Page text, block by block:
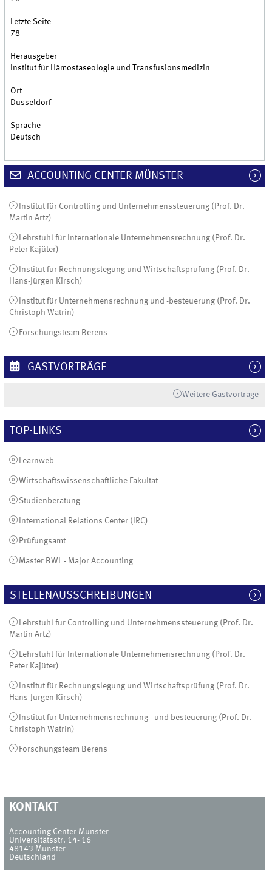
Letzte Seite
78
Herausgeber
Institut für Hämostaseologie und Transfusionsmedizin
Ort
Düsseldorf
Sprache
Deutsch
ACCOUNTING CENTER MÜNSTER
Institut für Controlling und Unternehmenssteuerung (Prof. Dr.
Martin Artz)
Lehrstuhl für Internationale Unternehmensrechnung (Prof. Dr.
Peter Kajüter)
Institut für Rechnungslegung und Wirtschaftsprüfung (Prof. Dr.
Hans-Jürgen Kirsch)
Institut für Unternehmensrechnung und -besteuerung (Prof. Dr.
Christoph Watrin)
Forschungsteam Berens
GASTVORTRÄGE
Weitere Gastvorträge
TOP-LINKS
Learnweb
Wirtschaftswissenschaftliche Fakultät
Studienberatung
International Relations Center (IRC)
Prüfungsamt
Master BWL - Major Accounting
STELLENAUSSCHREIBUNGEN
Lehrstuhl für Controlling und Unternehmenssteuerung (Prof. Dr.
Martin Artz)
Lehrstuhl für Internationale Unternehmensrechnung (Prof. Dr.
Peter Kajüter)
Institut für Rechnungslegung und Wirtschaftsprüfung (Prof. Dr.
Hans-Jürgen Kirsch)
Institut für Unternehmensrechnung - und besteuerung (Prof. Dr.
Christoph Watrin)
Forschungsteam Berens
KONTAKT
Accounting Center Münster
Universitätsstr. 14- 16
48143 Münster
Deutschland